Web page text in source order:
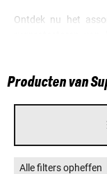
Ontdek nu het
rugprotectoren
Producten van
Alle filters opheffen